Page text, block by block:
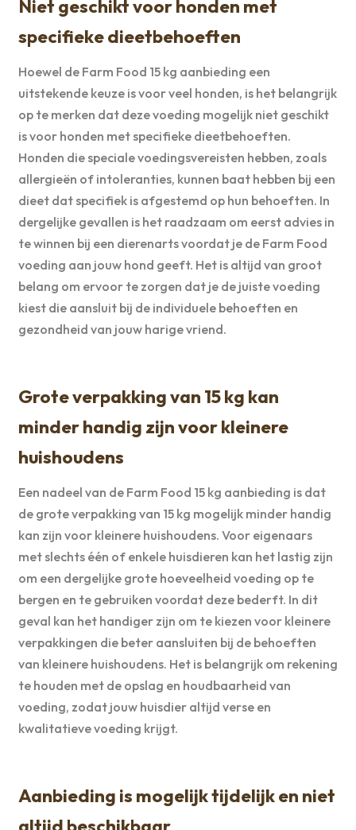
Niet geschikt voor honden met
specifieke dieetbehoeften
Hoewel de Farm Food 15 kg aanbieding een
uitstekende keuze is voor veel honden, is het belangrijk
op te merken dat deze voeding mogelijk niet geschikt
is voor honden met specifieke dieetbehoeften.
Honden die speciale voedingsvereisten hebben, zoals
allergieën of intoleranties, kunnen baat hebben bij een
dieet dat specifiek is afgestemd op hun behoeften. In
dergelijke gevallen is het raadzaam om eerst advies in
te winnen bij een dierenarts voordat je de Farm Food
voeding aan jouw hond geeft. Het is altijd van groot
belang om ervoor te zorgen dat je de juiste voeding
kiest die aansluit bij de individuele behoeften en
gezondheid van jouw harige vriend.
Grote verpakking van 15 kg kan
minder handig zijn voor kleinere
huishoudens
Een nadeel van de Farm Food 15 kg aanbieding is dat
de grote verpakking van 15 kg mogelijk minder handig
kan zijn voor kleinere huishoudens. Voor eigenaars
met slechts één of enkele huisdieren kan het lastig zijn
om een dergelijke grote hoeveelheid voeding op te
bergen en te gebruiken voordat deze bederft. In dit
geval kan het handiger zijn om te kiezen voor kleinere
verpakkingen die beter aansluiten bij de behoeften
van kleinere huishoudens. Het is belangrijk om rekening
te houden met de opslag en houdbaarheid van
voeding, zodat jouw huisdier altijd verse en
kwalitatieve voeding krijgt.
Aanbieding is mogelijk tijdelijk en niet